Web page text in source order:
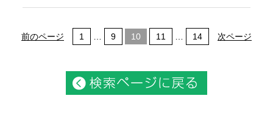
前のページ 1 9 10 11 14 次ページ